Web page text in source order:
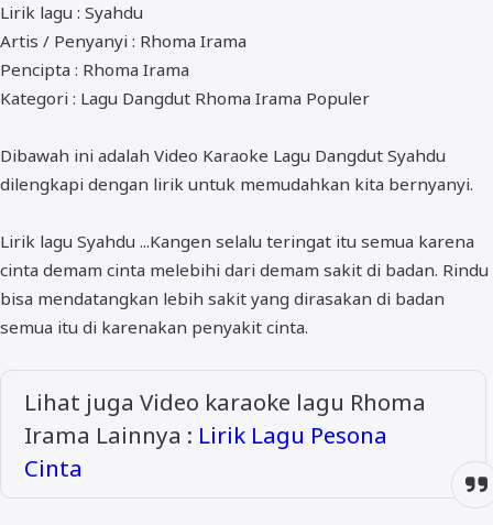
ALMANAR
RELIGI RAMADHAN
NISA SABYAN
Lirik lagu : Syahdu
Artis / Penyanyi : Rhoma Irama
Pencipta : Rhoma Irama
Kategori : Lagu Dangdut Rhoma Irama Populer
Dibawah ini adalah Video Karaoke Lagu Dangdut Syahdu
dilengkapi dengan lirik untuk memudahkan kita bernyanyi.
Lirik lagu Syahdu ...Kangen selalu teringat itu semua karena
cinta demam cinta melebihi dari demam sakit di badan. Rindu
bisa mendatangkan lebih sakit yang dirasakan di badan
semua itu di karenakan penyakit cinta.
Lihat juga Video karaoke lagu Rhoma
Irama Lainnya : Lirik Lagu Pesona
Cinta